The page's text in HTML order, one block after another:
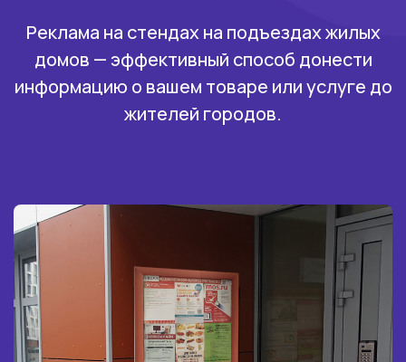
Реклама на стендах на подъездах жилых
домов — эффективный способ донести
информацию о вашем товаре или услуге до
жителей городов.